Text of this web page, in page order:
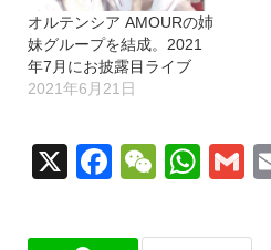
オルテンシア AMOURの姉
妹グループを結成。2021
年7月にお披露目ライブ
2021年6月21日
X Facebook